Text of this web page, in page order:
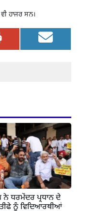
ਹਾਜਰ ਸਨ।
ਧਰਮੇਂਦਰ ਪ੍ਰਧਾਨ ਦੇ
ਨੂੰ ਵਿਦਿਆਰਥੀਆਂ